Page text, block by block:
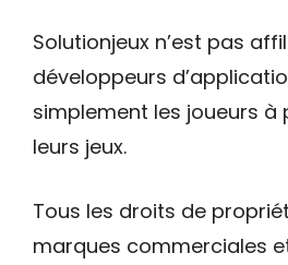
Solutionjeux n’est pas
développeurs
simplement les joueurs à
leurs jeux.
Tous les droits de
marques commerciales